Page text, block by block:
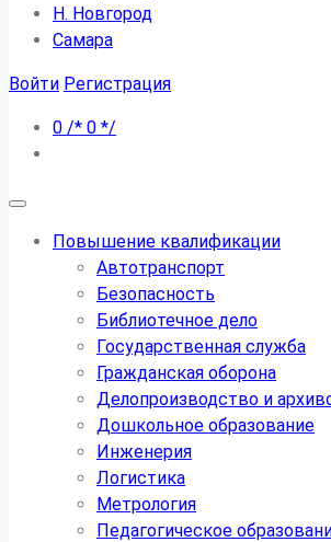
Н. Новгород
Самара
Войти Регистрация
0 /* 0 */
Повышение квалификации
Автотранспорт
Безопасность
Библиотечное дело
Государственная служба
Гражданская оборона
Делопроизводство и
Дошкольное образование
Инженерия
Логистика
Метрология
Педагогическое